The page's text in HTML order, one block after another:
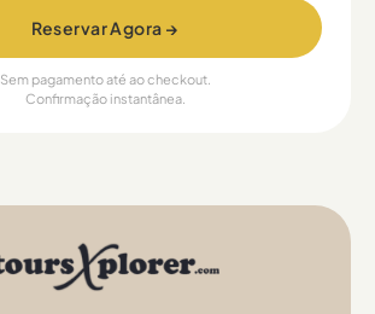
Reservar Agora →
Sem pagamento até ao checkout.
Confirmação instantânea.